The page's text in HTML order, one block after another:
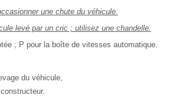
une chute du véhicule.
levé par un cric ; utilisez une chandelle.
; P pour la boîte de vitesses automatique.
du véhicule,